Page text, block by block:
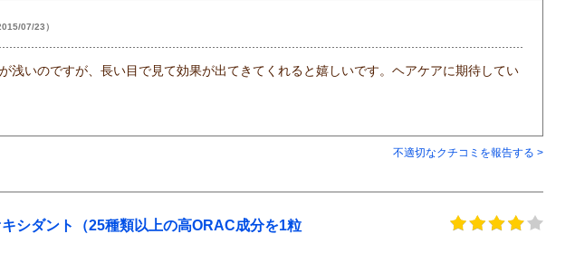
07/23）
浅いのですが、長い目で見て効果が出てきてくれると嬉しいです。ヘアケアに期待してい
不適切なクチコミを報告する >
ダント（25種類以上の高ORAC成分を1粒